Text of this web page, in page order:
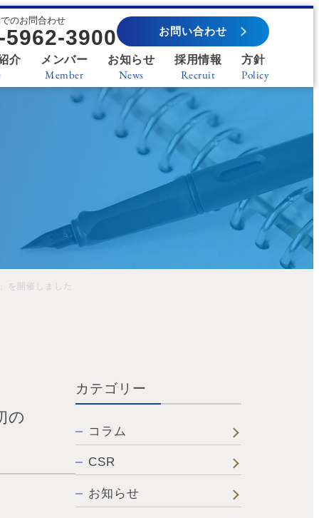
のお問合わせ
5962-3900 お問い合わせ
介 メンバー
Member
お知らせ
News
採用情報
Recruit
方針
Policy
を開催しました
の
カテゴリー
コラム
CSR
お知らせ